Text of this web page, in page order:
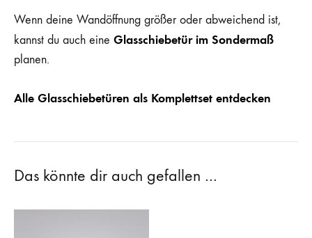
Wenn deine Wandöffnung größer oder abweichend ist,
kannst du auch eine Glasschiebetür im Sondermaß
planen.
Alle Glasschiebetüren als Komplettset entdecken
Das könnte dir auch gefallen …